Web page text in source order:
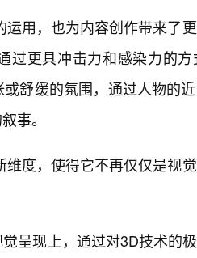
用，也为内容创作带来了
过更具冲击力和感染力的
舒缓的氛围，通过人物的
事。
度，使得它不再仅仅是视
呈现上，通过对3D技术的